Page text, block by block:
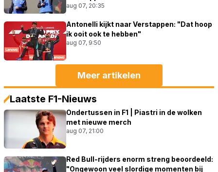
aug 07, 20:35
Antonelli kijkt naar Verstappen: "Dat hoop
ik ooit ook te hebben"
aug 07, 9:50
Meer artikelen
Laatste F1-Nieuws
Ondertussen in F1 | Piastri in de wolken
met nieuwe merch
aug 07, 21:00
Red Bull-rijders enorm streng beoordeeld:
"Ongewoon veel slordige momenten bij